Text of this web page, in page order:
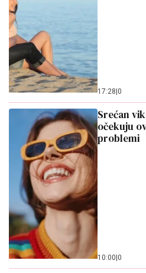
17:28 0
Srećan
očekuju
problemi
10:00 0